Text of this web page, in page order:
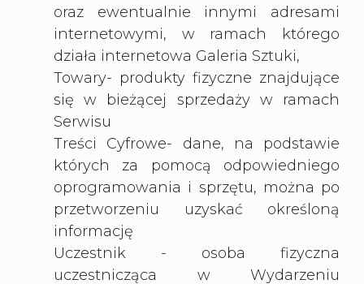
oraz ewentualnie innymi adresami
internetowymi, w ramach którego
działa internetowa Galeria Sztuki,
Towary- produkty fizyczne znajdujące
się w bieżącej sprzedaży w ramach
Serwisu
Treści Cyfrowe- dane, na podstawie
których za pomocą odpowiedniego
oprogramowania i sprzętu, można po
przetworzeniu uzyskać określoną
informację
Uczestnik - osoba fizyczna
uczestnicząca w Wydarzeniu